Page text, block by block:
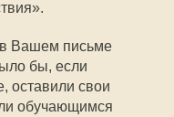
Вашем письме
бы, если
оставили свои
обучающимся